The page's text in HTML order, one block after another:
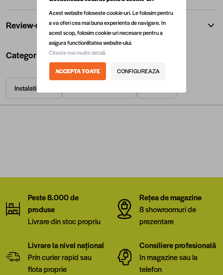
Review-uri
Categorii utile
Instalatii hidro
Peste 8.000 de
produse
Livrare din stoc propriu
Rețea de magazine
8 showroomuri de
prezentare
Livrare la nivel național
Prin curier rapid sau
flota proprie
Consiliere profesională
In magazine sau la
telefon
Acest website foloseste cookie-uri. Le folosim pentru
a va oferi cea mai buna experienta de navigare. In
acest scop, folosim cookie-uri necesare pentru a
asigura functionlitatea website-ului.
Citeste mai multe detalii.
ACCEPTA TOATE CONFIGUREAZA